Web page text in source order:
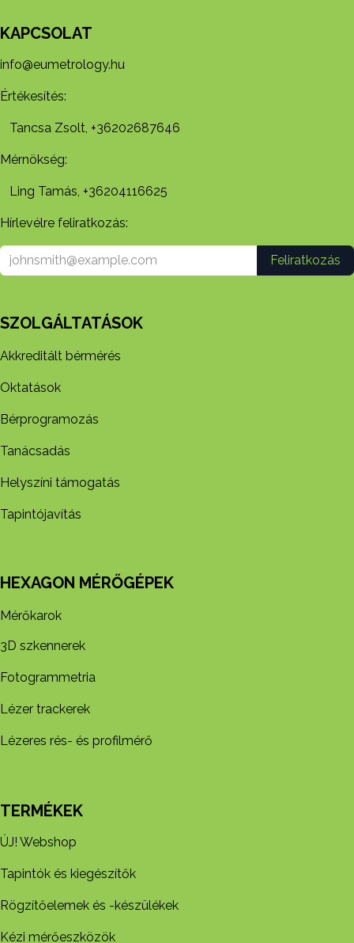
KAPCSOLAT
info@eumetrology.hu
Értékesítés:
Tancsa Zsolt, +36202687646
Mérnökség:
Ling Tamás, +36204116625
Hírlevélre feliratkozás:
Feliratkozás
SZOLGÁLTATÁSOK
Akkreditált bérmérés
Oktatások
Bérprogramozás
Tanácsadás
Helyszíni támogatás
Tapintójavítás
HEXAGON MÉRŐGÉPEK
Mérőkarok
3D szkennerek
Fotogrammetria
Lézer trackerek
Lézeres rés- és profilmérő
TERMÉKEK
ÚJ! Webshop
Tapintók és kiegészítők
Rögzítőelemek és -készül​ékek
Kézi mérőeszközök